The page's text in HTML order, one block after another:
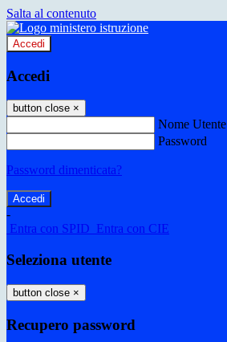
Salta al contenuto
Accedi
Accedi
button close ×
Nome Utente
Password
Password dimenticata?
-
Entra con SPID Entra con CIE
Seleziona utente
button close ×
Recupero password